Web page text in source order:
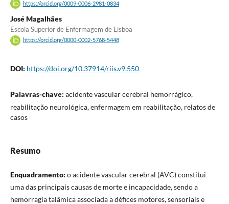
https://orcid.org/0009-0006-2981-0834
José Magalhães
Escola Superior de Enfermagem de Lisboa
https://orcid.org/0000-0002-5768-5448
DOI: https://doi.org/10.37914/riis.v9.550
Palavras-chave: acidente vascular cerebral hemorrágico,
reabilitação neurológica, enfermagem em reabilitação, relatos de
casos
Resumo
Enquadramento: o acidente vascular cerebral (AVC) constitui
uma das principais causas de morte e incapacidade, sendo a
hemorragia talâmica associada a défices motores, sensoriais e